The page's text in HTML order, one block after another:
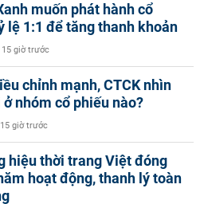
muốn phát hành cổ
lệ 1:1 để tăng thanh khoản
15 giờ trước
chỉnh mạnh, CTCK nhìn
nhóm cổ phiếu nào?
15 giờ trước
hiệu thời trang Việt đóng
hoạt động, thanh lý toàn